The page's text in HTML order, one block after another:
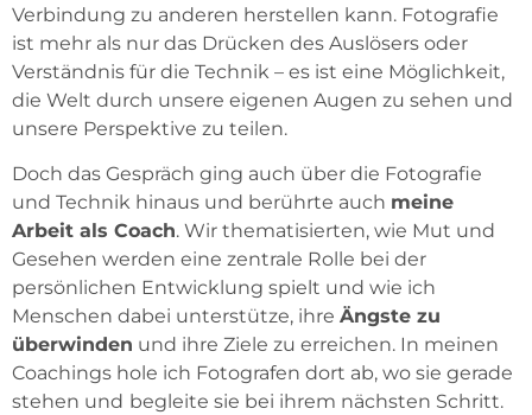
Verbindung zu anderen herstellen kann. Fotografie
ist mehr als nur das Drücken des Auslösers oder
Verständnis für die Technik – es ist eine Möglichkeit,
die Welt durch unsere eigenen Augen zu sehen und
unsere Perspektive zu teilen.
Doch das Gespräch ging auch über die Fotografie
und Technik hinaus und berührte auch meine
Arbeit als Coach. Wir thematisierten, wie Mut und
Gesehen werden eine zentrale Rolle bei der
persönlichen Entwicklung spielt und wie ich
Menschen dabei unterstütze, ihre Ängste zu
überwinden und ihre Ziele zu erreichen. In meinen
Coachings hole ich Fotografen dort ab, wo sie gerade
stehen und begleite sie bei ihrem nächsten Schritt.